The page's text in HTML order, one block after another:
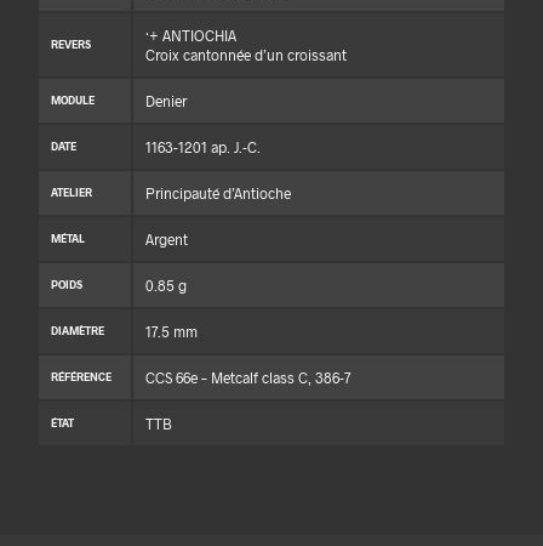
REVERS
·+ ANTIOCHIA
Croix cantonnée d’un croissant
MODULE Denier
DATE 1163-1201 ap. J.-C.
ATELIER Principauté d’Antioche
MÉTAL Argent
POIDS 0.85 g
DIAMÈTRE 17.5 mm
RÉFÉRENCE CCS 66e – Metcalf class C, 386-7
ÉTAT TTB